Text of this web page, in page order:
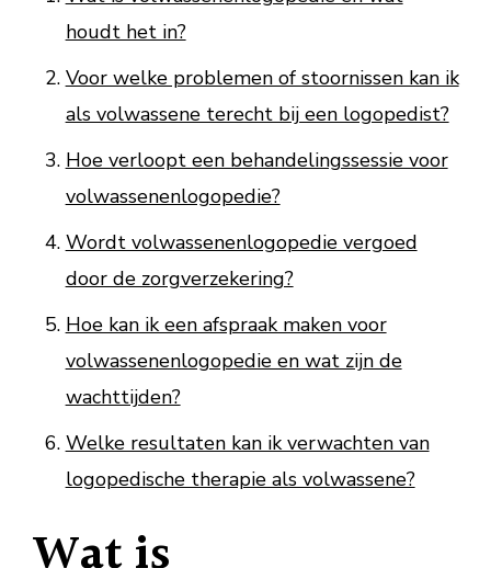
houdt het in?
Voor welke problemen of stoornissen kan ik
als volwassene terecht bij een logopedist?
Hoe verloopt een behandelingssessie voor
volwassenenlogopedie?
Wordt volwassenenlogopedie vergoed
door de zorgverzekering?
Hoe kan ik een afspraak maken voor
volwassenenlogopedie en wat zijn de
wachttijden?
Welke resultaten kan ik verwachten van
logopedische therapie als volwassene?